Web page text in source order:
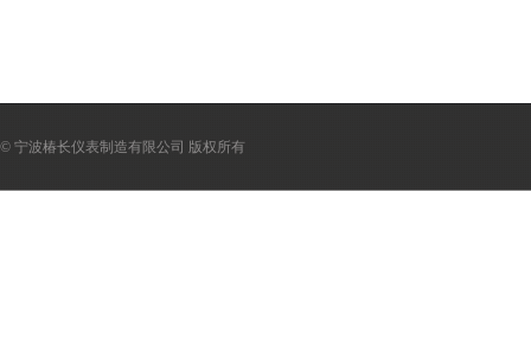
© 宁波椿长仪表制造有限公司 版权所有